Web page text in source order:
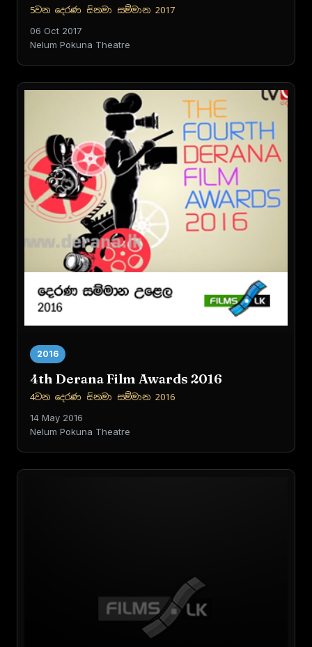
5වන දෙරණ සිනමා සම්මාන 2017
06 Oct 2017
Nelum Pokuna Theatre
2016
4th Derana Film Awards 2016
4වන දෙරණ සිනමා සම්මාන 2016
14 May 2016
Nelum Pokuna Theatre